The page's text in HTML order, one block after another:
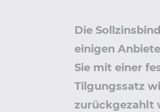
Die
einigen
Sie mit einer
Tilgungssatz
zurückgezahlt